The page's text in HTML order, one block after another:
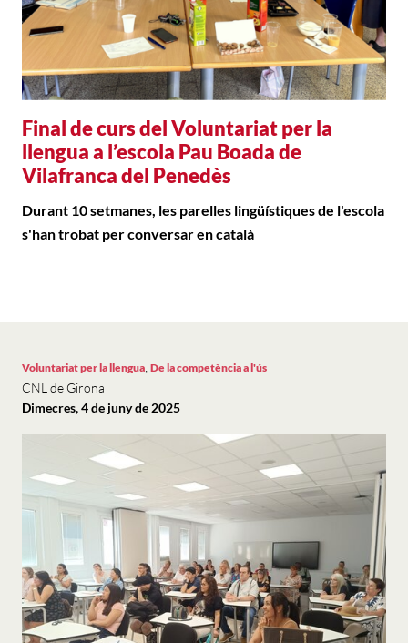
Final de curs del Voluntariat per la
llengua a l’escola Pau Boada de
Vilafranca del Penedès
Durant 10 setmanes, les parelles lingüístiques de l'escola
s'han trobat per conversar en català
Voluntariat per la llengua, De la competència a l'ús
CNL de Girona
Dimecres, 4 de juny de 2025